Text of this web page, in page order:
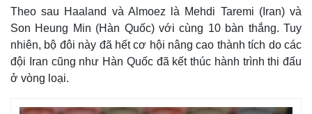
Theo sau Haaland và Almoez là Mehdi Taremi (Iran) và
Son Heung Min (Hàn Quốc) với cùng 10 bàn thắng. Tuy
nhiên, bộ đôi này đã hết cơ hội nâng cao thành tích do các
đội Iran cũng như Hàn Quốc đã kết thúc hành trình thi đấu
ở vòng loại.